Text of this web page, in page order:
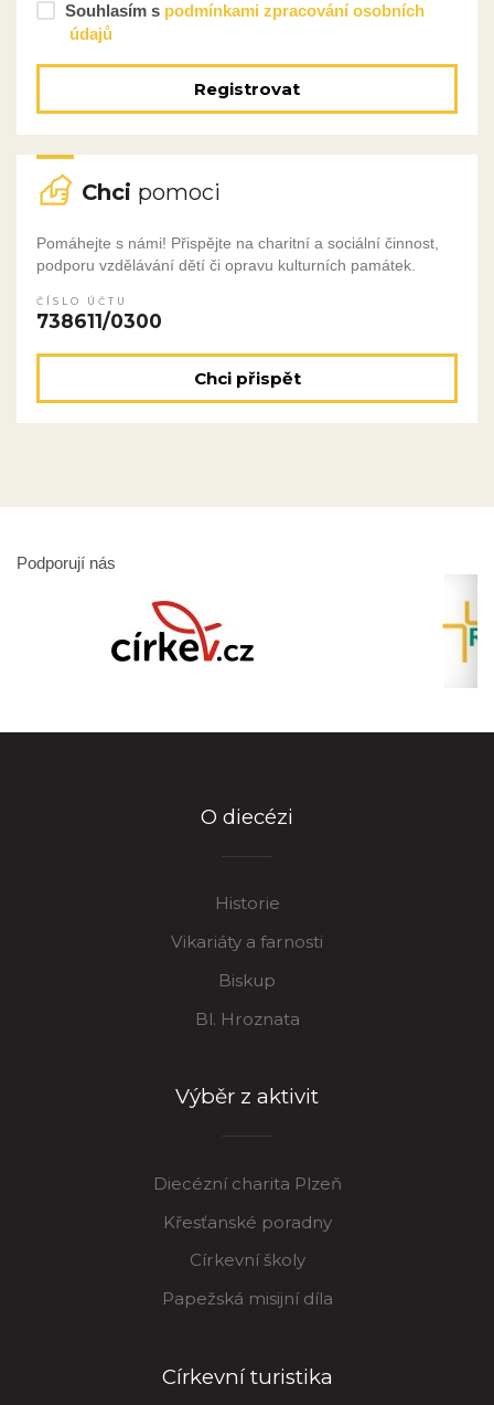
Souhlasím s podmínkami zpracování osobních
údajů
Registrovat
Chci pomoci
Pomáhejte s námi! Přispějte na charitní a sociální činnost,
podporu vzdělávání dětí či opravu kulturních památek.
ČÍSLO ÚČTU
738611/0300
Chci přispět
Podporují nás
O diecézi
Historie
Vikariáty a farnosti
Biskup
Bl. Hroznata
Výběr z aktivit
Diecézní charita Plzeň
Křesťanské poradny
Církevní školy
Papežská misijní díla
Církevní turistika